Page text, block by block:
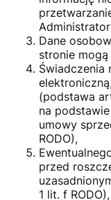
Dane
stronie
Świadczenia
(podstawa
na
umowy
RODO),
przed
1 lit. f